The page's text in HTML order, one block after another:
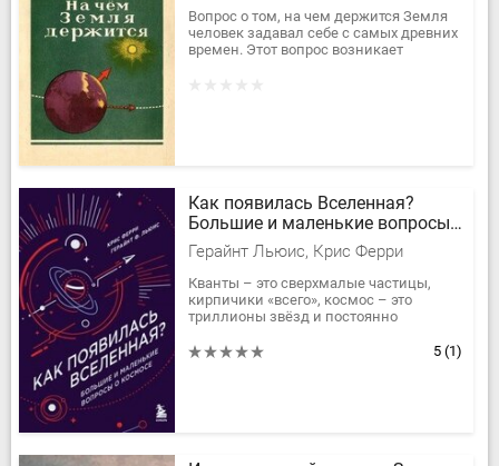
Вопрос о том, на чем держится Земля
человек задавал себе с самых древних
времен. Этот вопрос возникает
Как появилась Вселенная?
Большие и маленькие вопросы
о космосе
Герайнт Льюис, Крис Ферри
Кванты – это сверхмалые частицы,
кирпичики «всего», космос – это
триллионы звёзд и постоянно
необъятных просторах Вселенной
5 (1)